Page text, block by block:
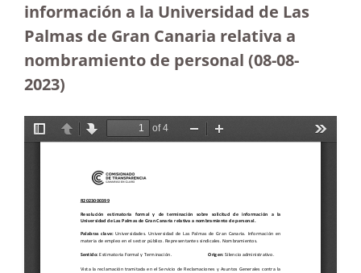
información a la Universidad de Las
Palmas de Gran Canaria relativa a
nombramiento de personal (08-08-
2023)